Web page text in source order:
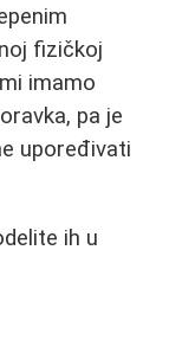
fizičkoj
imamo
pa je
upoređivati
ih u